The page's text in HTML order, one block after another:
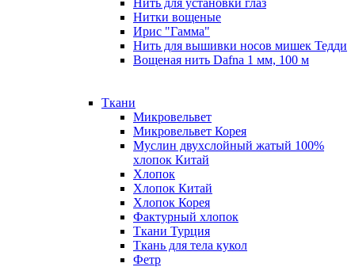
Нитки вощеные
Ирис "Гамма"
Нить для вышивки носов мишек Тедди
Вощеная нить Dafna 1 мм, 100 м
Ткани
Микровельвет
Микровельвет Корея
Муслин двухслойный жатый 100%
хлопок Китай
Хлопок
Хлопок Китай
Хлопок Корея
Фактурный хлопок
Ткани Турция
Ткань для тела кукол
Фетр